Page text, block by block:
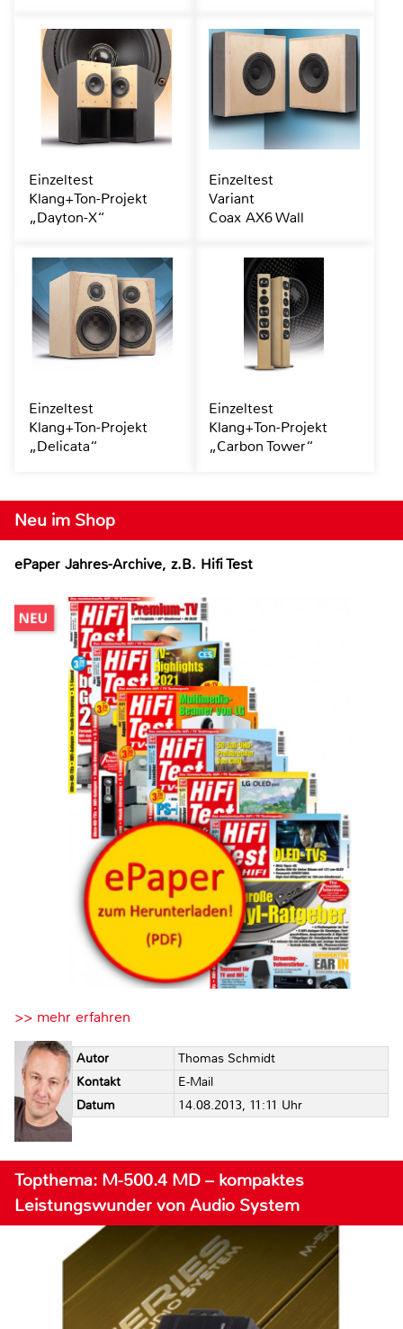
Neu im Shop
ePaper Jahres-Archive, z.B. Hifi Test
>> mehr erfahren
Autor
Thomas Schmidt
Kontakt
E-Mail
Datum
14.08.2013, 11:11 Uhr
Topthema: M-500.4 MD – kompaktes
Leistungswunder von Audio System
Einzeltest
Klang+Ton-Projekt
„Dayton-X“
Einzeltest
Variant
Coax AX6 Wall
Einzeltest
Klang+Ton-Projekt
„Delicata“
Einzeltest
Klang+Ton-Projekt
„Carbon Tower“